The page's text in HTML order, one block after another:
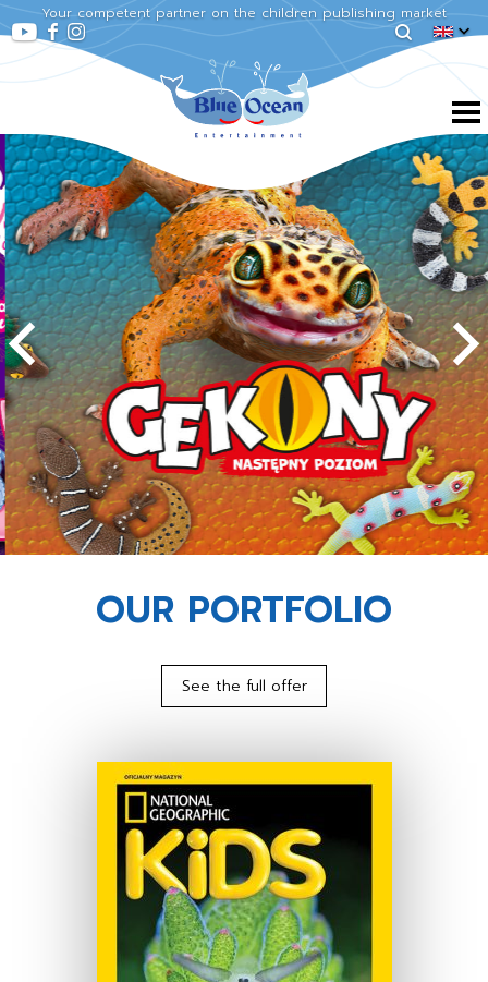
Your competent partner on the children publishing market
OUR PORTFOLIO
See the full offer